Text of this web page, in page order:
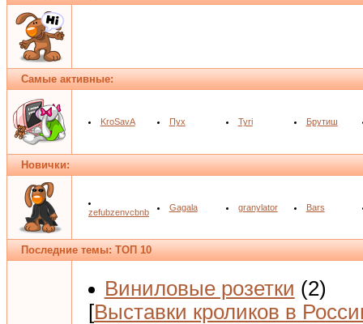
Самые активные:
KroSavA Пух Tyri Брутиш
Новички:
zefubzenvcbnb Gagala granylator Bars
Последние темы: ТОП 10
Виниловые розетки (2)
[Выставки кроликов в